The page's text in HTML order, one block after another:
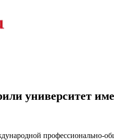
университет
профессионально-